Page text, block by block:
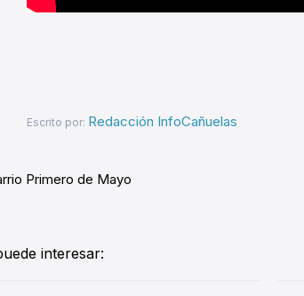
Escrito por: Redacción InfoCañuelas
Primero de Mayo
interesar: